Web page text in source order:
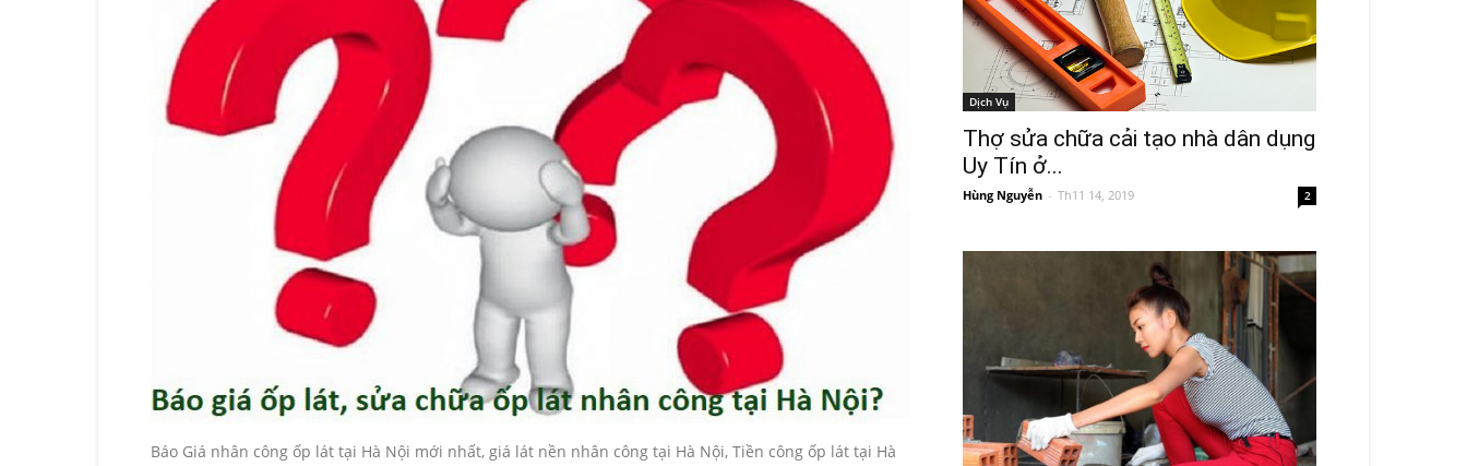
rẻ
Báo Giá nhân công ốp lát tại Hà Nội mới nhất, giá lát nền nhân công tại Hà Nội, Tiền công ốp lát tại Hà
Dịch Vụ
Thợ sửa chữa cải tạo nhà dân dụng
Uy Tín ở...
Hùng Nguyễn - Th11 14, 2019 2